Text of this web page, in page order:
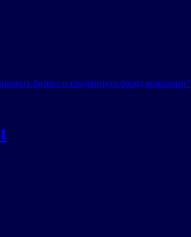
бизнес и продвинуть бренд компании?